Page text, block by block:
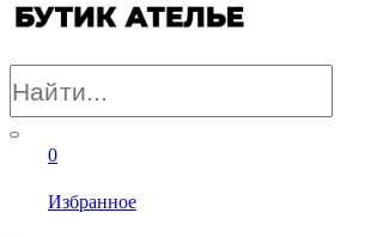
0
Избранное